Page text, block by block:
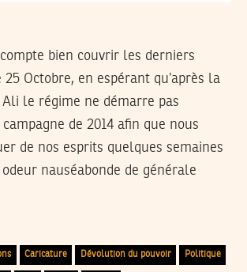
bien couvrir les derniers
25 Octobre, en espérant qu’après la
le régime ne démarre pas
de 2014 afin que nous
de nos esprits quelques semaines
nauséabonde de générale
Caricature Dévolution du pouvoir Politique